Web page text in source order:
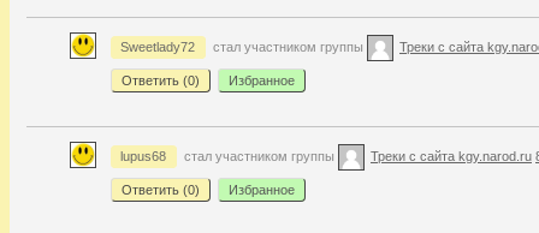
Sweetlady72 стал участником группы Треки с сайта
Ответить (0) Избранное
lupus68 стал участником группы Треки с сайта kgy.narod.ru
Ответить (0) Избранное